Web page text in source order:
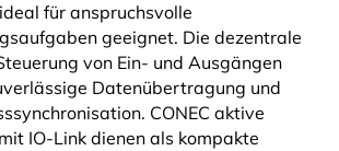
geeignet. Die dezentrale
von Ein- und Ausgängen
Datenübertragung und
CONEC aktive
IO-Link dienen als kompakte